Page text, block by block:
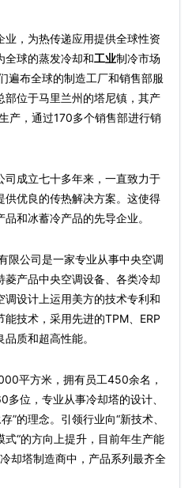
，为热传递应用提供全球性资
全球的蒸发冷却和工业制冷市场
遍布全球的制造工厂和销售部服
部位于马里兰州的塔尼镇，其产
产，通过170多个销售部进行销
成立七十多年来，一直致力于
供优良的传热解决方案。这使得
和冰蓄冷产品的先导企业。
公司是一家专业从事中央空调
产品中央空调设备、各类冷却
调设计上运用美方的技术专利和
技术，采用先进的TPM、ERP
质和超高性能。
平方米，拥有员工450余名，
位，专业从事冷却塔的设计、
”的理念。引领行业向“新技术、
“的方向上提升，目前年生产能
却塔制造商中，产品系列最齐全